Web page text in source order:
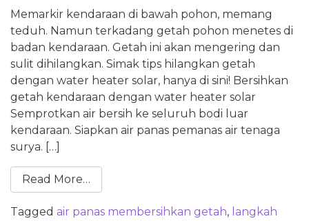
Memarkir kendaraan di bawah pohon, memang
teduh. Namun terkadang getah pohon menetes di
badan kendaraan. Getah ini akan mengering dan
sulit dihilangkan. Simak tips hilangkan getah
dengan water heater solar, hanya di sini! Bersihkan
getah kendaraan dengan water heater solar
Semprotkan air bersih ke seluruh bodi luar
kendaraan. Siapkan air panas pemanas air tenaga
surya. […]
Read More…
Tagged air panas membersihkan getah, langkah